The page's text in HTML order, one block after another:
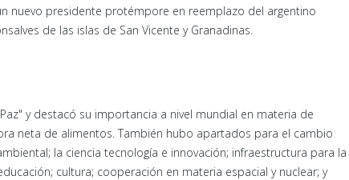
nuevo presidente protémpore en reemplazo del argentino
de las islas de San Vicente y Granadinas.
y destacó su importancia a nivel mundial en materia de
neta de alimentos. También hubo apartados para el cambio
la ciencia tecnología e innovación; infraestructura para la
cultura; cooperación en materia espacial y nuclear; y